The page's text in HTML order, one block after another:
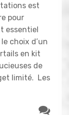
est
pour
essentiel
choix d’un
en kit
de
limité. Les